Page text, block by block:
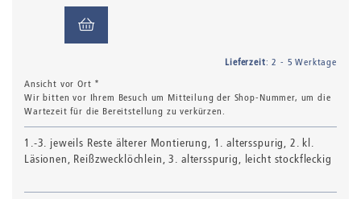
Lieferzeit: 2 - 5 Werktage
Ansicht vor Ort *
Wir bitten vor Ihrem Besuch um Mitteilung der Shop-Nummer, um die
Wartezeit für die Bereitstellung zu verkürzen.
1.-3. jeweils Reste älterer Montierung, 1. altersspurig, 2. kl.
Läsionen, Reißzwecklöchlein, 3. altersspurig, leicht stockfleckig